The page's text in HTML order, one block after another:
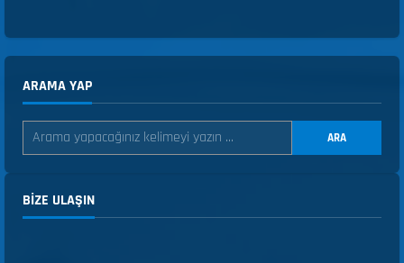
ARAMA YAP
ARA
BIZE ULAŞIN